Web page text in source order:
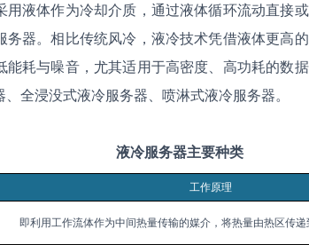
用液体作为冷却介质，通过液体循环流动直接
务器。相比传统风冷，液冷技术凭借液体更高
能耗与噪音，尤其适用于高密度、高功耗的数
全浸没式液冷服务器、喷淋式液冷服务器。
液冷服务器主要种类
工作原理
即利用工作流体作为中间热量传输的媒介，将热量由热区传递